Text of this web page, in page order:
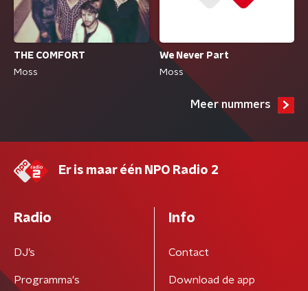
THE COMFORT
Moss
We Never Part
Moss
Meer nummers
Er is maar één NPO Radio 2
Radio
DJ’s
Programma's
Info
Contact
Download de app